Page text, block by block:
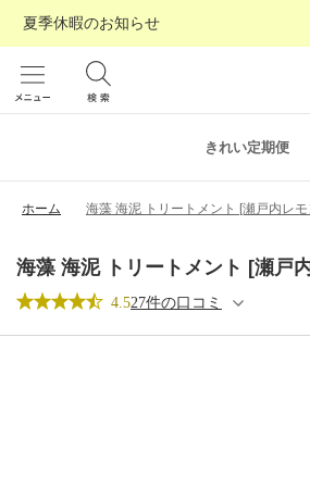
きれい定期便
夏季休暇のお知らせ
ホーム 海藻 海泥 トリートメント [瀬戸内レ
海藻 海泥 トリートメント [瀬戸
4.527件の口コミ